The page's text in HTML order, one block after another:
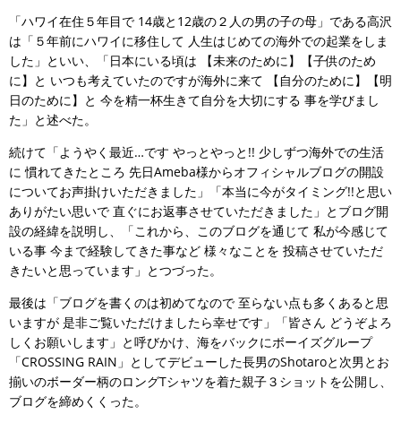
「ハワイ在住５年目で 14歳と12歳の２人の男の子の母」である高沢
は「５年前にハワイに移住して 人生はじめての海外での起業をしま
した」といい、「日本にいる頃は 【未来のために】【子供のため
に】と いつも考えていたのですが海外に来て 【自分のために】【明
日のために】と 今を精一杯生きて自分を大切にする 事を学びまし
た」と述べた。
続けて「ようやく最近…です やっとやっと!! 少しずつ海外での生活
に 慣れてきたところ 先日Ameba様からオフィシャルブログの開設
についてお声掛けいただきました」「本当に今がタイミング!!と思い
ありがたい思いで 直ぐにお返事させていただきました」とブログ開
設の経緯を説明し、「これから、このブログを通じて 私が今感じて
いる事 今まで経験してきた事など 様々なことを 投稿させていただ
きたいと思っています」とつづった。
最後は「ブログを書くのは初めてなので 至らない点も多くあると思
いますが 是非ご覧いただけましたら幸せです」「皆さん どうぞよろ
しくお願いします」と呼びかけ、海をバックにボーイズグループ
「CROSSING RAIN」としてデビューした長男のShotaroと次男とお
揃いのボーダー柄のロングTシャツを着た親子３ショットを公開し、
ブログを締めくくった。